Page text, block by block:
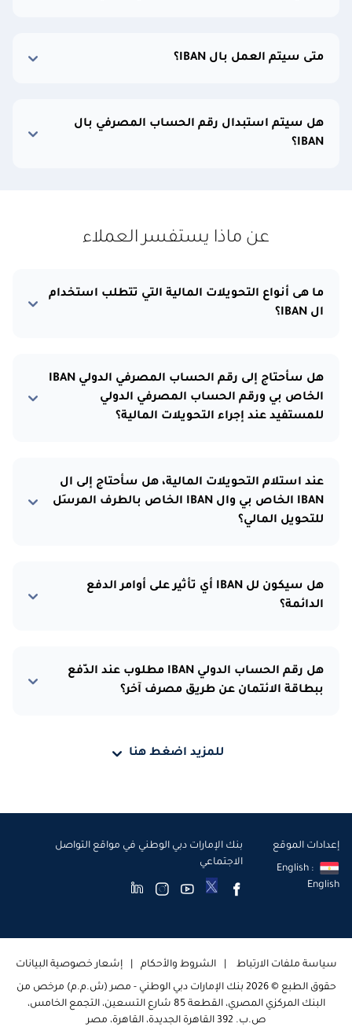
متى سيتم العمل بال IBAN؟
هل سيتم استبدال رقم الحساب المصرفي بال
IBAN؟
عن ماذا يستفسر العملاء
ما هى أنواع التحويلات المالية التي تتطلب استخدام
ال IBAN؟
هل سأحتاج إلى رقم الحساب المصرفي الدولي IBAN
الخاص بي ورقم الحساب المصرفي الدولي
للمستفيد عند إجراء التحويلات المالية؟
عند استلام التحويلات المالية، هل سأحتاج إلى ال
IBAN الخاص بي وال IBAN الخاص بالطرف المرسِل
للتحويل المالي؟
هل سيكون لل IBAN أي تأثير على أوامر الدفع
الدائمة؟
هل رقم الحساب الدولي IBAN مطلوب عند الدّفع
ببطاقة الائتمان عن طريق مصرف آخر؟
للمزيد اضغط هنا
إعدادات الموقع
English :
English
بنك الإمارات دبي الوطني في مواقع التواصل
الاجتماعي
سياسة ملفات الارتباط الشروط والأحكام إشعار خصوصية البيانات
حقوق الطبع © 2026 بنك الإمارات دبي الوطني - مصر (ش.م.م) مرخص من
البنك المركزي المصري، القطعة 85 شارع التسعين، التجمع الخامس،
ص.ب. 392 القاهرة الجديدة، القاهرة، مصر